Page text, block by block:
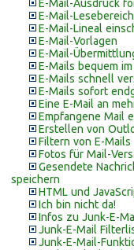
E-Mail-Ausdruck
E-Mail-
E-Mail-Lineal
E-Mail-Vorlagen
E-Mail-
E-Mails bequem
E-Mails schnell
E-Mails sofort
Eine E-Mail an
Empfangene Mail
Erstellen von
Filtern von E-Mails
Fotos für Mail-
Gesendete
speichern
HTML und
Ich bin nicht da!
Infos zu Junk-E-
Junk-E-Mail
Junk-E-Mail-